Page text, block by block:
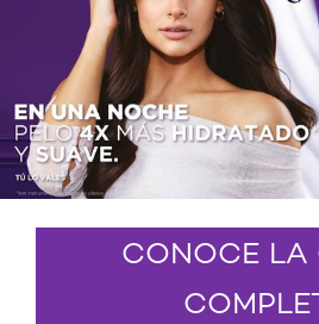
CONOCE LA